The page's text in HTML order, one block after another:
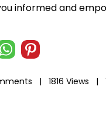
informed and
| 1816 Views |